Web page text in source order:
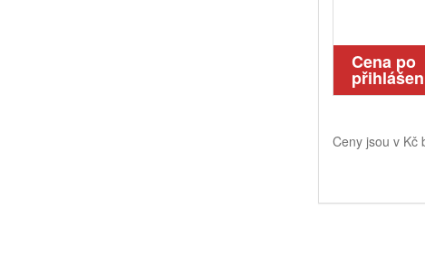
Cena po
Ceny jsou v Kč